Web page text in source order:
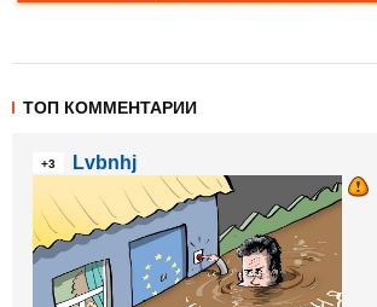
ТОП КОММЕНТАРИИ
+3 Lvbnhj